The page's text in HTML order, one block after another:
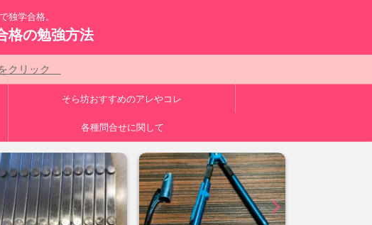
独学合格。
格の勉強方法
クリック
そら坊おすすめのアレやコレ
各種問合せに関して